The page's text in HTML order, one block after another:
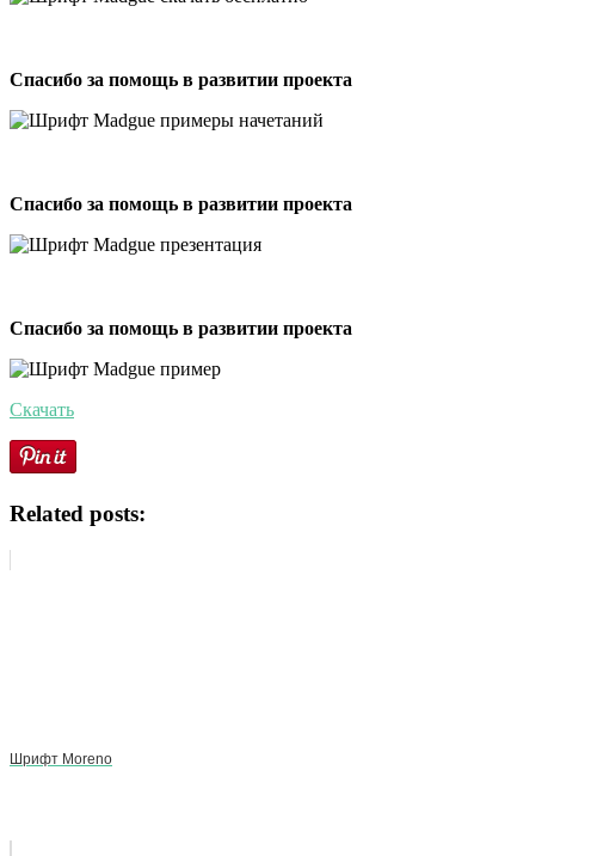
Спасибо за помощь в развитии проекта
Спасибо за помощь в развитии проекта
Спасибо за помощь в развитии проекта
Скачать
Related posts:
Шрифт Moreno